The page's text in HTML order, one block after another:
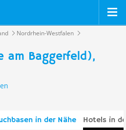
Nordrhein-Westfalen
am Baggerfeld),
in der Nähe Hotels in